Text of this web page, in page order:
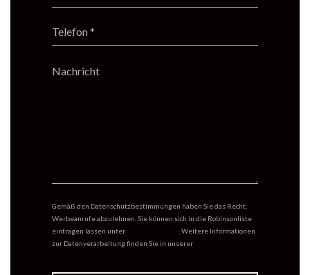
Gemäß den Datenschutzbestimmungen haben Sie das Recht,
Werbeanrufe abzulehnen. Sie können sich in die Robinsonliste
eintragen lassen unter
. Weitere Informationen
zur Datenverarbeitung finden Sie in unserer